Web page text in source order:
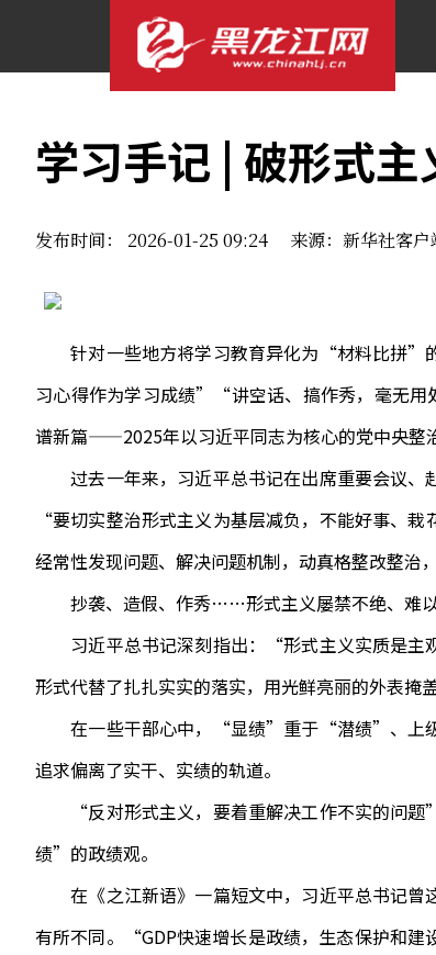
学习手记 | 破形式
发布时间： 2026-01-25 09:24 来源：新华社客户
针对一些地方将学习教育异化为“材料比拼”
习心得作为学习成绩”“讲空话、搞作秀，毫无
谱新篇——2025年以习近平同志为核心的党中央整
过去一年来，习近平总书记在出席重要会议、
“要切实整治形式主义为基层减负，不能好事、
经常性发现问题、解决问题机制，动真格整改整
抄袭、造假、作秀……形式主义屡禁不绝、难以
习近平总书记深刻指出：“形式主义实质是主
形式代替了扎扎实实的落实，用光鲜亮丽的外表掩
在一些干部心中，“显绩”重于“潜绩”、上级
追求偏离了实干、实绩的轨道。
“反对形式主义，要着重解决工作不实的问题
绩”的政绩观。
在《之江新语》一篇短文中，习近平总书记曾
有所不同。“GDP快速增长是政绩，生态保护和